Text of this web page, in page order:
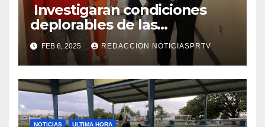
Investigaran condiciones
deplorables de las
facilidades el Departamento
de la Salud en Mayagüez
FEB 6, 2025 REDACCION NOTICIASPRTV
NOTICIAS ULTIMA HORA